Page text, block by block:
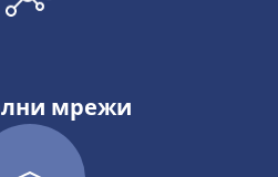
мрежи